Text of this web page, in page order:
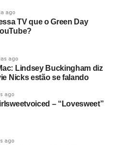
rock de olho no pop e
que ensina que, às vezes,
terminam em vingança nem
de que esse
, comPrivate music
Turnstile, comNever
info de que os votantes do
de jurados talvez ajude os
ago
TV que o Green Day
ago
Lindsey Buckingham diz
Nicks estão se falando
ago
– “Lovesweet”
ago